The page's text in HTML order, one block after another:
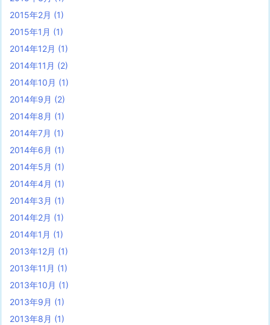
2015年2月 (1)
2015年1月 (1)
2014年12月 (1)
2014年11月 (2)
2014年10月 (1)
2014年9月 (2)
2014年8月 (1)
2014年7月 (1)
2014年6月 (1)
2014年5月 (1)
2014年4月 (1)
2014年3月 (1)
2014年2月 (1)
2014年1月 (1)
2013年12月 (1)
2013年11月 (1)
2013年10月 (1)
2013年9月 (1)
2013年8月 (1)